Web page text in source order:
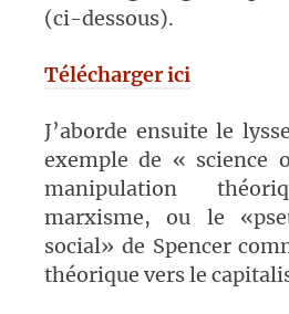
(ci-dessous).
Télécharger ici
J’aborde ensuite le
exemple de « science
manipulation
marxisme, ou le
social» de Spencer
théorique vers le